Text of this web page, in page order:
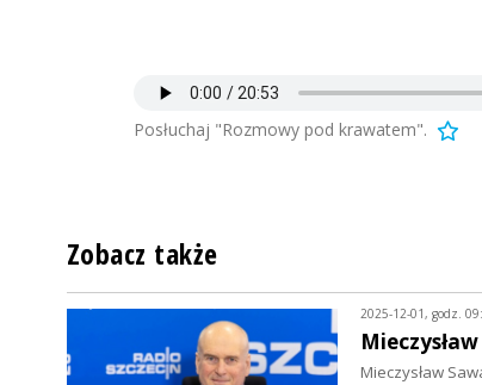
Posłuchaj "Rozmowy pod krawatem".
Zobacz także
2025-12-01, godz.
Mieczysław